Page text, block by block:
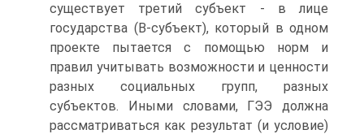
существует третий субъект - в лице
государства (В-субъект), который в одном
проекте пытается с помощью норм и
правил учитывать возможности и ценности
разных социальных групп, разных
субъектов. Иными словами, ГЭЭ должна
рассматриваться как результат (и условие)